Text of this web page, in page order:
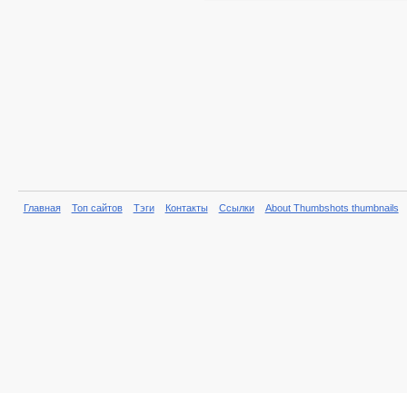
Главная Топ сайтов Тэги Контакты Ссылки About Thumbshots thumbnails